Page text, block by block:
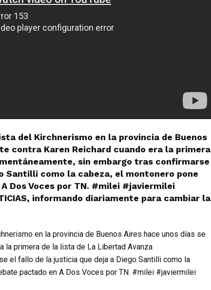
del Kirchnerismo en la provincia de Buenos
contra Karen Reichard cuando era la primera
sin embargo tras confirmarse
Santilli como la cabeza, el montonero pone
Dos Voces por TN. #milei #javiermilei
informando diariamente para cambiar la
en la provincia de Buenos Aires hace unos días se
la primera de la lista de La Libertad Avanza
el fallo de la justicia que deja a Diego Santilli como la
pactado en A Dos Voces por TN. #milei #javiermilei